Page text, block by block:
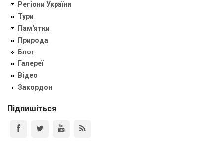
Регіони України
Тури
Пам'ятки
Природа
Блог
Галереї
Відео
Закордон
Підпишіться